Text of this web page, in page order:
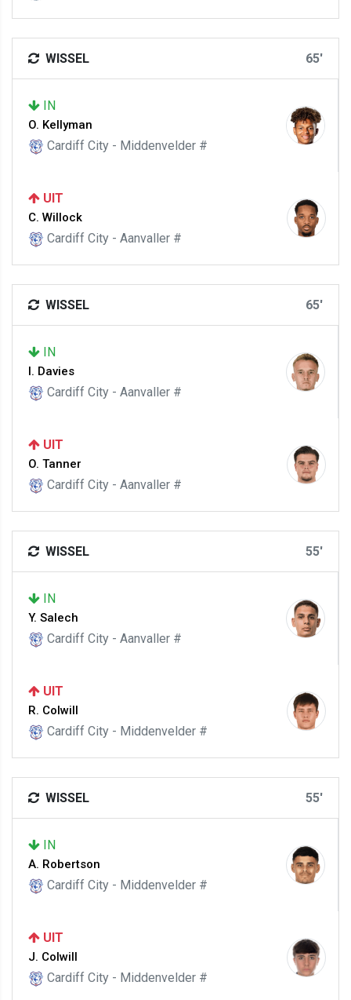
WISSEL 65'
IN
O. Kellyman
Cardiff City - Middenvelder #
UIT
C. Willock
Cardiff City - Aanvaller #
WISSEL 65'
IN
I. Davies
Cardiff City - Aanvaller #
UIT
O. Tanner
Cardiff City - Aanvaller #
WISSEL 55'
IN
Y. Salech
Cardiff City - Aanvaller #
UIT
R. Colwill
Cardiff City - Middenvelder #
WISSEL 55'
IN
A. Robertson
Cardiff City - Middenvelder #
UIT
J. Colwill
Cardiff City - Middenvelder #